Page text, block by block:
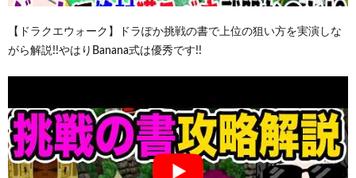
【ドラクエウォーク】ドラぽか挑戦の書で上位の狙い方を実演しな
がら解説!!やはりBanana式は優秀です!!